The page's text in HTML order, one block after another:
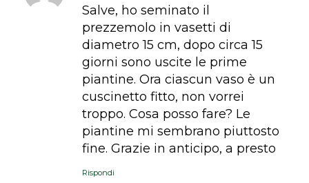
Salve, ho seminato il
prezzemolo in vasetti di
diametro 15 cm, dopo circa 15
giorni sono uscite le prime
piantine. Ora ciascun vaso è un
cuscinetto fitto, non vorrei
troppo. Cosa posso fare? Le
piantine mi sembrano piuttosto
fine. Grazie in anticipo, a presto
Rispondi